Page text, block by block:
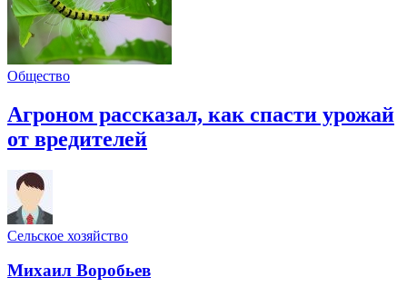
Общество
Агроном рассказал, как спасти урожай
от вредителей
Сельское хозяйство
Михаил Воробьев